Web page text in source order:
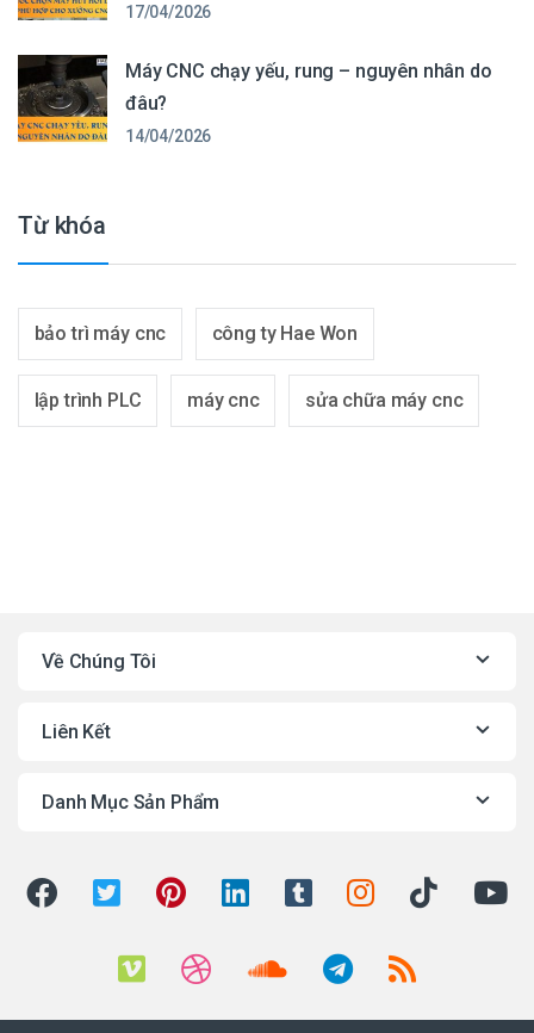
17/04/2026
Máy CNC chạy yếu, rung – nguyên nhân do
đâu?
14/04/2026
Từ khóa
bảo trì máy cnc công ty Hae Won
lập trình PLC máy cnc sửa chữa máy cnc
Về Chúng Tôi
Liên Kết
Danh Mục Sản Phẩm